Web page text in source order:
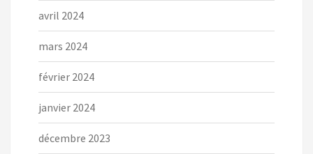
avril 2024
mars 2024
février 2024
janvier 2024
décembre 2023